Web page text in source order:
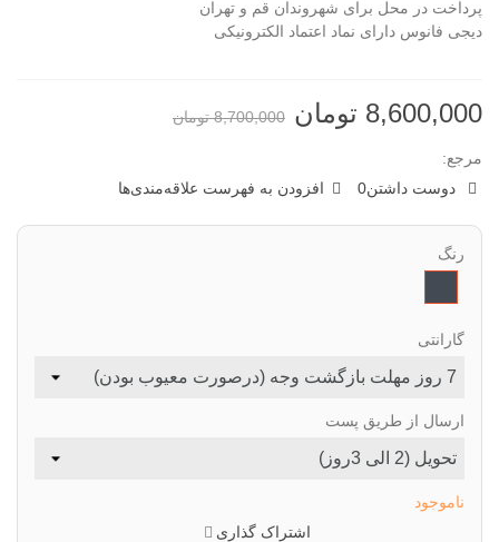
پرداخت در محل برای شهروندان قم و تهران
دیجی فانوس دارای نماد اعتماد الکترونیکی
8,600,000 تومان 8,700,000 تومان
مرجع:
دوست داشتن0 افزودن به فهرست علاقه‌مندی‌ها
رنگ
گارانتی
ارسال از طریق پست
ناموجود
اشتراک گذاری